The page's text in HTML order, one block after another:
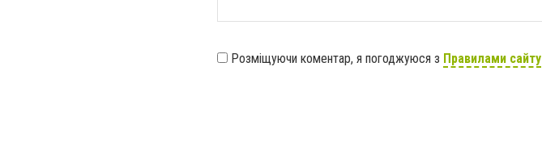
Розміщуючи коментар, я погоджуюся з Правилами сайту